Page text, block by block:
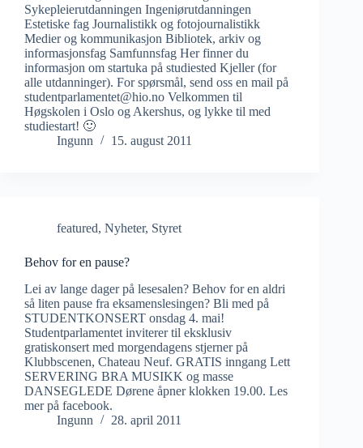
Sykepleierutdanningen Ingeniørutdanningen
Estetiske fag Journalistikk og fotojournalistikk
Medier og kommunikasjon Bibliotek, arkiv og
informasjonsfag Samfunnsfag Her finner du
informasjon om startuka på studiested Kjeller (for
alle utdanninger). For spørsmål, send oss en mail på
studentparlamentet@hio.no Velkommen til
Høgskolen i Oslo og Akershus, og lykke til med
studiestart! 🙂
Ingunn
15. august 2011
featured, Nyheter, Styret
Behov for en pause?
Lei av lange dager på lesesalen? Behov for en aldri
så liten pause fra eksamenslesingen? Bli med på
STUDENTKONSERT onsdag 4. mai!
Studentparlamentet inviterer til eksklusiv
gratiskonsert med morgendagens stjerner på
Klubbscenen, Chateau Neuf. GRATIS inngang Lett
SERVERING BRA MUSIKK og masse
DANSEGLEDE Dørene åpner klokken 19.00. Les
mer på facebook.
Ingunn
28. april 2011